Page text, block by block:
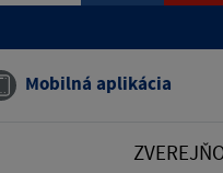
Mobilná aplikácia